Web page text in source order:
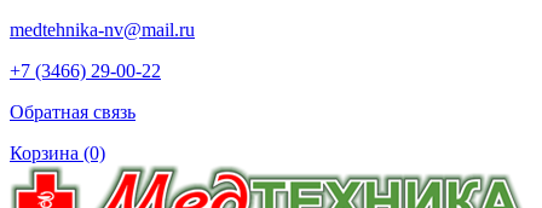
medtehnika-nv@mail.ru
+7 (3466) 29-00-22
Обратная связь
Корзина (0)